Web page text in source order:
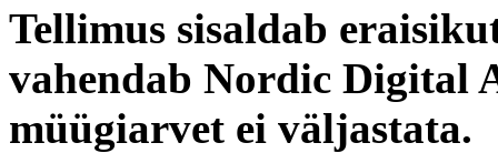
Tellimus sisaldab
vahendab Nordic Digital
müügiarvet ei väljastata.